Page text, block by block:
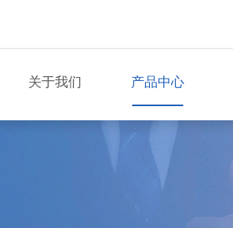
关于我们 产品中心